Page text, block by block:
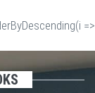
=>